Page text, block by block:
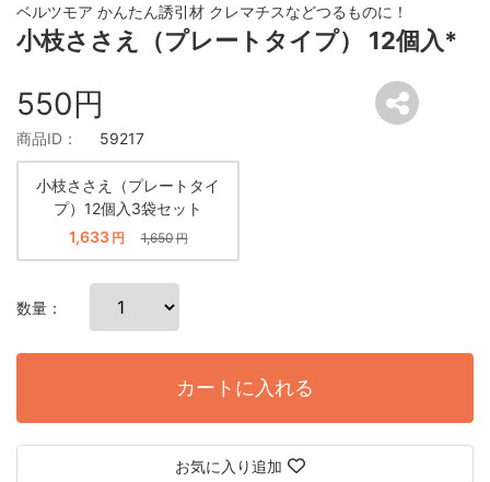
ベルツモア かんたん誘引材 クレマチスなどつるものに！
小枝ささえ（プレートタイプ） 12個入*
550円
商品ID： 59217
小枝ささえ（プレートタイ
プ）12個入3袋セット
1,633 円 1,650円
数量：
カートに入れる
お気に入り追加